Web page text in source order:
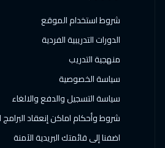
شروط استخدام الموقع
الدورات التدريبية الفردية
منهجية التدريب
سياسة الخصوصية
سياسة التسجيل والدفع والالغاء
شروط وأحكام اماكن إنعقاد البرامج
اضفنا إلى قائمتك البريدية الآمنة